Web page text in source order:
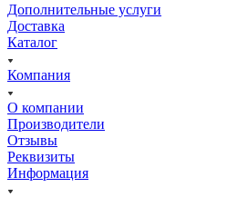
Дополнительные услуги
Доставка
Каталог
Компания
О компании
Производители
Отзывы
Реквизиты
Информация